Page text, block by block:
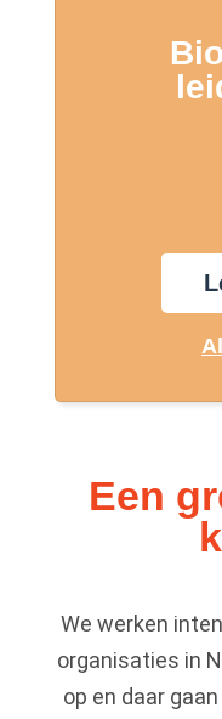
Een
We werken
organisaties in
op en daar